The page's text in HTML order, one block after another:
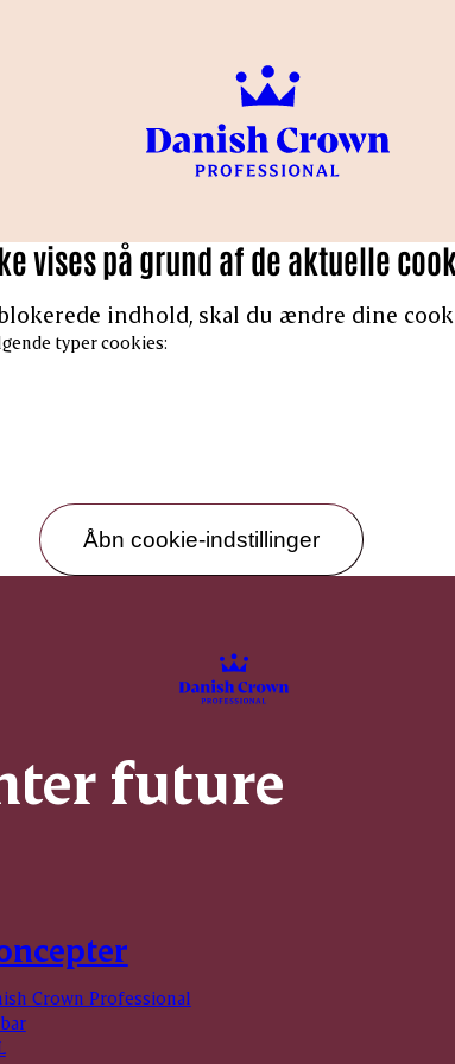
vises på grund af de aktuelle
indhold, skal du ændre dine
typer cookies:
Åbn cookie-indstillinger
future
Crown Professional